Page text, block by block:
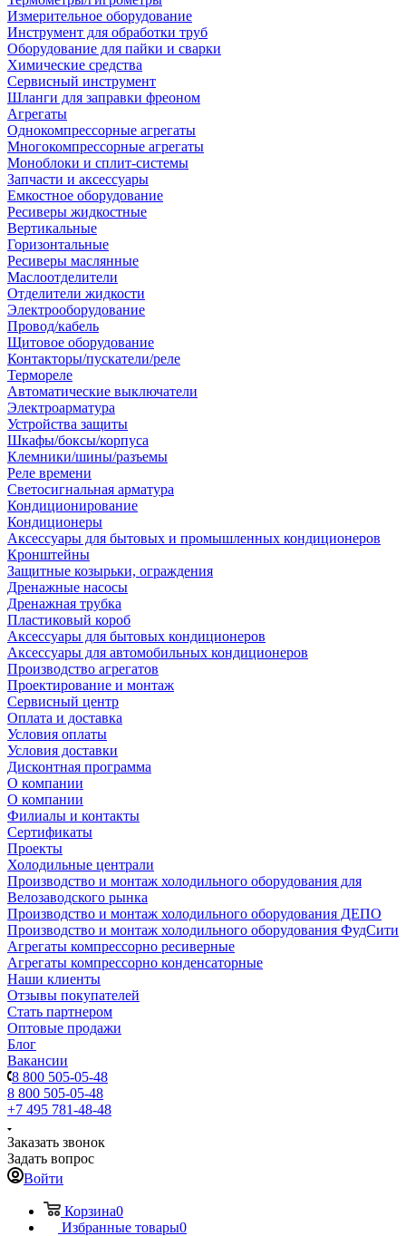
Измерительное оборудование
Инструмент для обработки труб
Оборудование для пайки и сварки
Химические средства
Сервисный инструмент
Шланги для заправки фреоном
Агрегаты
Однокомпрессорные агрегаты
Многокомпрессорные агрегаты
Моноблоки и сплит-системы
Запчасти и аксессуары
Емкостное оборудование
Ресиверы жидкостные
Вертикальные
Горизонтальные
Ресиверы маслянные
Маслоотделители
Отделители жидкости
Электрооборудование
Провод/кабель
Щитовое оборудование
Контакторы/пускатели/реле
Термореле
Автоматические выключатели
Электроарматура
Устройства защиты
Шкафы/боксы/корпуса
Клемники/шины/разъемы
Реле времени
Светосигнальная арматура
Кондиционирование
Кондиционеры
Аксессуары для бытовых и промышленных кондиционеров
Кронштейны
Защитные козырьки, ограждения
Дренажные насосы
Дренажная трубка
Пластиковый короб
Аксессуары для бытовых кондиционеров
Аксессуары для автомобильных кондиционеров
Производство агрегатов
Проектирование и монтаж
Сервисный центр
Оплата и доставка
Условия оплаты
Условия доставки
Дисконтная программа
О компании
О компании
Филиалы и контакты
Сертификаты
Проекты
Холодильные централи
Производство и монтаж холодильного оборудования для
Велозаводского рынка
Производство и монтаж холодильного оборудования ДЕПО
Производство и монтаж холодильного оборудования ФудСити
Агрегаты компрессорно ресиверные
Агрегаты компрессорно конденсаторные
Наши клиенты
Отзывы покупателей
Стать партнером
Оптовые продажи
Блог
Вакансии
8 800 505-05-48
8 800 505-05-48
+7 495 781-48-48
Заказать звонок
Задать вопрос
Войти
Корзина0
Избранные товары0